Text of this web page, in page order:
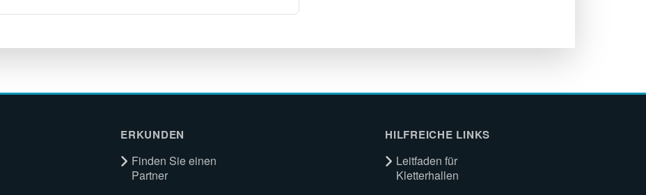
ERKUNDEN
Finden Sie einen
Partner
HILFREICHE LINKS
Leitfaden für
Kletterhallen